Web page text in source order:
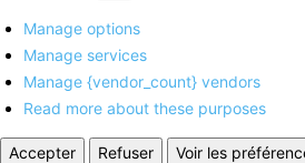
Manage options
Manage services
Manage {vendor_count} vendors
Read more about these purposes
Accepter Refuser
Voir les